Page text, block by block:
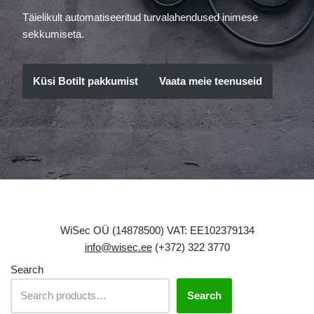
Täielikult automatiseeritud turvalahendused inimese
sekkumiseta.
Küsi Botilt pakkumist Vaata meie teenuseid
WiSec OÜ (14878500) VAT: EE102379134
info@wisec.ee(+372) 322 3770
Search
Search